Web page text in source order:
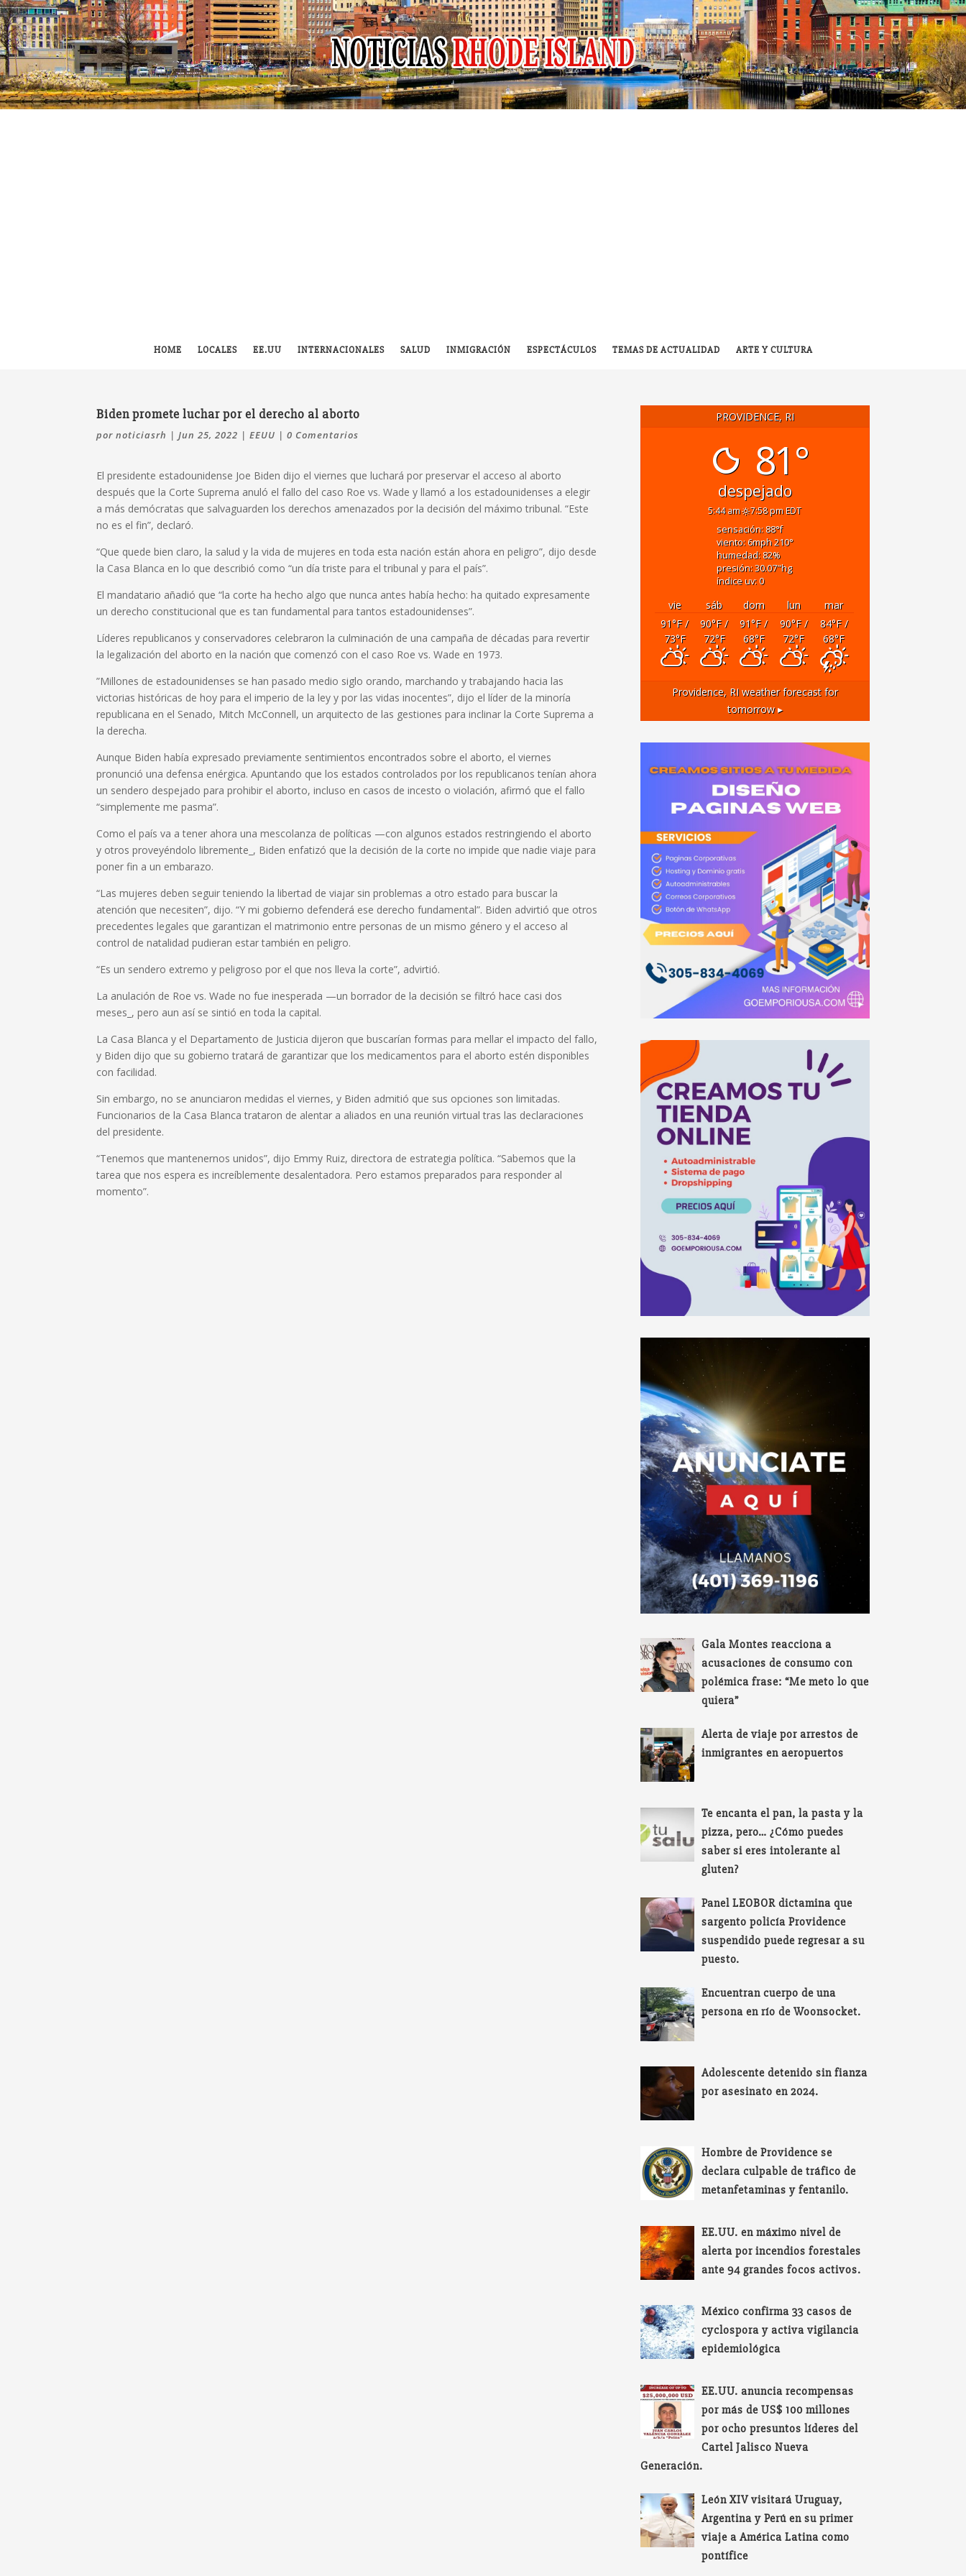
HOME LOCALES EE.UU INTERNACIONALES SALUD INMIGRACIÓN ESPECTÁCULOS TEMAS DE ACTUALIDAD ARTE Y CULTURA
Biden promete luchar por el derecho al aborto
pornoticiasrh |Jun 25, 2022 |EEUU |0 Comentarios
El presidente estadounidense Joe Biden dijo el viernes que luchará por preservar el acceso al aborto
después que la Corte Suprema anuló el fallo del caso Roe vs. Wade y llamó a los estadounidenses a elegir
a más demócratas que salvaguarden los derechos amenazados por la decisión del máximo tribunal. “Este
no es el fin”, declaró.
“Que quede bien claro, la salud y la vida de mujeres en toda esta nación están ahora en peligro”, dijo desde
la Casa Blanca en lo que describió como “un día triste para el tribunal y para el país”.
El mandatario añadió que “la corte ha hecho algo que nunca antes había hecho: ha quitado expresamente
un derecho constitucional que es tan fundamental para tantos estadounidenses”.
Líderes republicanos y conservadores celebraron la culminación de una campaña de décadas para revertir
la legalización del aborto en la nación que comenzó con el caso Roe vs. Wade en 1973.
”Millones de estadounidenses se han pasado medio siglo orando, marchando y trabajando hacia las
victorias históricas de hoy para el imperio de la ley y por las vidas inocentes”, dijo el líder de la minoría
republicana en el Senado, Mitch McConnell, un arquitecto de las gestiones para inclinar la Corte Suprema a
la derecha.
Aunque Biden había expresado previamente sentimientos encontrados sobre el aborto, el viernes
pronunció una defensa enérgica. Apuntando que los estados controlados por los republicanos tenían ahora
un sendero despejado para prohibir el aborto, incluso en casos de incesto o violación, afirmó que el fallo
“simplemente me pasma”.
Como el país va a tener ahora una mescolanza de políticas —con algunos estados restringiendo el aborto
y otros proveyéndolo libremente_, Biden enfatizó que la decisión de la corte no impide que nadie viaje para
poner fin a un embarazo.
“Las mujeres deben seguir teniendo la libertad de viajar sin problemas a otro estado para buscar la
atención que necesiten”, dijo. “Y mi gobierno defenderá ese derecho fundamental”. Biden advirtió que otros
precedentes legales que garantizan el matrimonio entre personas de un mismo género y el acceso al
control de natalidad pudieran estar también en peligro.
“Es un sendero extremo y peligroso por el que nos lleva la corte”, advirtió.
La anulación de Roe vs. Wade no fue inesperada —un borrador de la decisión se filtró hace casi dos
meses_, pero aun así se sintió en toda la capital.
La Casa Blanca y el Departamento de Justicia dijeron que buscarían formas para mellar el impacto del fallo,
y Biden dijo que su gobierno tratará de garantizar que los medicamentos para el aborto estén disponibles
con facilidad.
Sin embargo, no se anunciaron medidas el viernes, y Biden admitió que sus opciones son limitadas.
Funcionarios de la Casa Blanca trataron de alentar a aliados en una reunión virtual tras las declaraciones
del presidente.
“Tenemos que mantenernos unidos”, dijo Emmy Ruiz, directora de estrategia política. “Sabemos que la
tarea que nos espera es increíblemente desalentadora. Pero estamos preparados para responder al
momento”.
PROVIDENCE, RI
81°
despejado
5:44 am 7:58 pm EDT
sensación: 88°f
viento: 6mph210°
humedad: 82%
presión: 30.07"hg
índice uv: 0
vie sáb dom lun
mar
91°F/
73°F
90°F/
72°F
91°F/
68°F
90°F/
72°F
84°F/
68°F
Providence, RIweather forecast for
tomorrow ▸
Gala Montes reacciona a
acusaciones de consumo con
polémica frase: “Me meto lo que
quiera”
Alerta de viaje por arrestos de
inmigrantes en aeropuertos
Te encanta el pan, la pasta y la
pizza, pero… ¿Cómo puedes
saber si eres intolerante al
gluten?
Panel LEOBOR dictamina que
sargento policía Providence
suspendido puede regresar a su
puesto.
Encuentran cuerpo de una
persona en río de Woonsocket.
Adolescente detenido sin fianza
por asesinato en 2024.
Hombre de Providence se
declara culpable de tráfico de
metanfetaminas y fentanilo.
EE.UU. en máximo nivel de
alerta por incendios forestales
ante 94 grandes focos activos.
México confirma 33 casos de
cyclospora y activa vigilancia
epidemiológica
EE.UU. anuncia recompensas
por más de US$ 100 millones
por ocho presuntos líderes del
Cartel Jalisco Nueva
Generación.
León XIV visitará Uruguay,
Argentina y Perú en su primer
viaje a América Latina como
pontífice